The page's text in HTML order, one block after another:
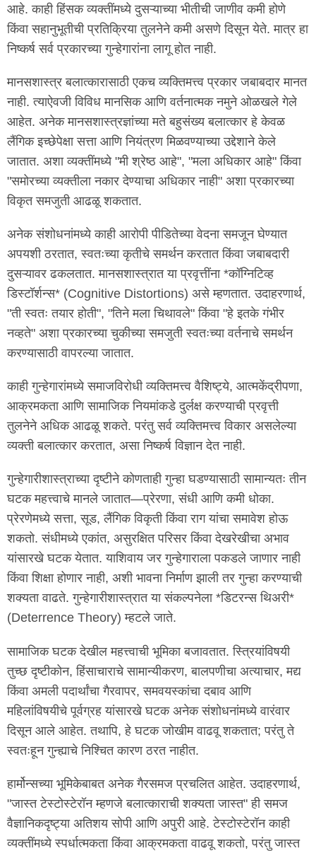
आहे. काही हिंसक व्यक्तींमध्ये दुसऱ्याच्या भीतीची जाणीव कमी होणे
किंवा सहानुभूतीची प्रतिक्रिया तुलनेने कमी असणे दिसून येते. मात्र हा
निष्कर्ष सर्व प्रकारच्या गुन्हेगारांना लागू होत नाही.
मानसशास्त्र बलात्कारासाठी एकच व्यक्तिमत्त्व प्रकार जबाबदार मानत
नाही. त्याऐवजी विविध मानसिक आणि वर्तनात्मक नमुने ओळखले गेले
आहेत. अनेक मानसशास्त्रज्ञांच्या मते बहुसंख्य बलात्कार हे केवळ
लैंगिक इच्छेपेक्षा सत्ता आणि नियंत्रण मिळवण्याच्या उद्देशाने केले
जातात. अशा व्यक्तींमध्ये "मी श्रेष्ठ आहे", "मला अधिकार आहे" किंवा
"समोरच्या व्यक्तीला नकार देण्याचा अधिकार नाही" अशा प्रकारच्या
विकृत समजुती आढळू शकतात.
अनेक संशोधनांमध्ये काही आरोपी पीडितेच्या वेदना समजून घेण्यात
अपयशी ठरतात, स्वतःच्या कृतीचे समर्थन करतात किंवा जबाबदारी
दुसऱ्यावर ढकलतात. मानसशास्त्रात या प्रवृत्तींना *कॉग्निटिव्ह
डिस्टॉर्शन्स* (Cognitive Distortions) असे म्हणतात. उदाहरणार्थ,
"ती स्वतः तयार होती", "तिने मला चिथावले" किंवा "हे इतके गंभीर
नव्हते" अशा प्रकारच्या चुकीच्या समजुती स्वतःच्या वर्तनाचे समर्थन
करण्यासाठी वापरल्या जातात.
काही गुन्हेगारांमध्ये समाजविरोधी व्यक्तिमत्त्व वैशिष्ट्ये, आत्मकेंद्रीपणा,
आक्रमकता आणि सामाजिक नियमांकडे दुर्लक्ष करण्याची प्रवृत्ती
तुलनेने अधिक आढळू शकते. परंतु सर्व व्यक्तिमत्त्व विकार असलेल्या
व्यक्ती बलात्कार करतात, असा निष्कर्ष विज्ञान देत नाही.
गुन्हेगारीशास्त्राच्या दृष्टीने कोणताही गुन्हा घडण्यासाठी सामान्यतः तीन
घटक महत्त्वाचे मानले जातात—प्रेरणा, संधी आणि कमी धोका.
प्रेरणेमध्ये सत्ता, सूड, लैंगिक विकृती किंवा राग यांचा समावेश होऊ
शकतो. संधीमध्ये एकांत, असुरक्षित परिसर किंवा देखरेखीचा अभाव
यांसारखे घटक येतात. याशिवाय जर गुन्हेगाराला पकडले जाणार नाही
किंवा शिक्षा होणार नाही, अशी भावना निर्माण झाली तर गुन्हा करण्याची
शक्यता वाढते. गुन्हेगारीशास्त्रात या संकल्पनेला *डिटरन्स थिअरी*
(Deterrence Theory) म्हटले जाते.
सामाजिक घटक देखील महत्त्वाची भूमिका बजावतात. स्त्रियांविषयी
तुच्छ दृष्टीकोन, हिंसाचाराचे सामान्यीकरण, बालपणीचा अत्याचार, मद्य
किंवा अमली पदार्थांचा गैरवापर, समवयस्कांचा दबाव आणि
महिलांविषयीचे पूर्वग्रह यांसारखे घटक अनेक संशोधनांमध्ये वारंवार
दिसून आले आहेत. तथापि, हे घटक जोखीम वाढवू शकतात; परंतु ते
स्वतःहून गुन्ह्याचे निश्चित कारण ठरत नाहीत.
हार्मोन्सच्या भूमिकेबाबत अनेक गैरसमज प्रचलित आहेत. उदाहरणार्थ,
"जास्त टेस्टोस्टेरॉन म्हणजे बलात्काराची शक्यता जास्त" ही समज
वैज्ञानिकदृष्ट्या अतिशय सोपी आणि अपुरी आहे. टेस्टोस्टेरॉन काही
व्यक्तींमध्ये स्पर्धात्मकता किंवा आक्रमकता वाढवू शकतो, परंतु जास्त